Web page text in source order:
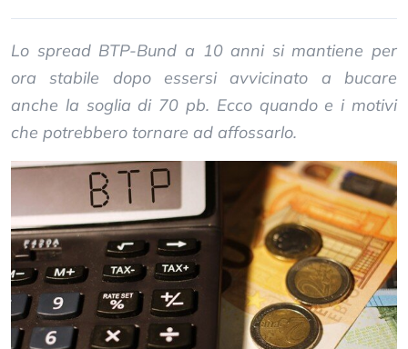
Lo spread BTP-Bund a 10 anni si mantiene per
ora stabile dopo essersi avvicinato a bucare
anche la soglia di 70 pb. Ecco quando e i motivi
che potrebbero tornare ad affossarlo.